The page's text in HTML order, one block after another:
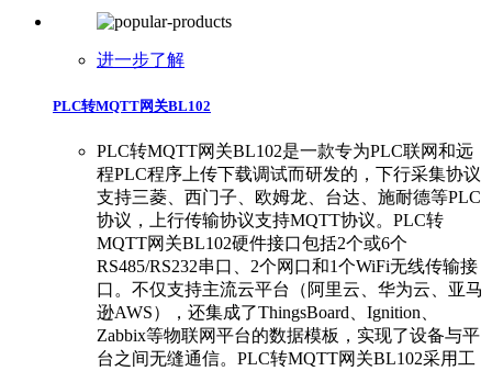
进一步了解
PLC转MQTT网关BL102
​PLC转MQTT网关BL102是一款专为PLC联网和远
程PLC程序上传下载调试而研发的，下行采集协议
支持三菱、西门子、欧姆龙、台达、施耐德等PLC
协议，上行传输协议支持MQTT协议。PLC转
MQTT网关BL102硬件接口包括2个或6个
RS485/RS232串口、2个网口和1个WiFi无线传输接
口。不仅支持主流云平台（阿里云、华为云、亚马
逊AWS），还集成了ThingsBoard、Ignition、
Zabbix等物联网平台的数据模板，实现了设备与平
台之间无缝通信。PLC转MQTT网关BL102采用工